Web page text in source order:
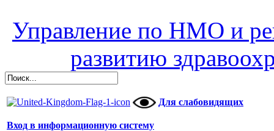
Управление по НМО и
развитию
Для слабовидящих
Вход в информационную систему